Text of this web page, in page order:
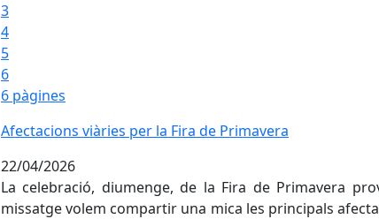
3
4
5
6
6 pàgines
Afectacions viàries per la Fira de Primavera
Afectacions viàries per la Fira de Primavera
22/04/2026
La celebració, diumenge, de la Fira de Primavera
missatge volem compartir una mica les principals